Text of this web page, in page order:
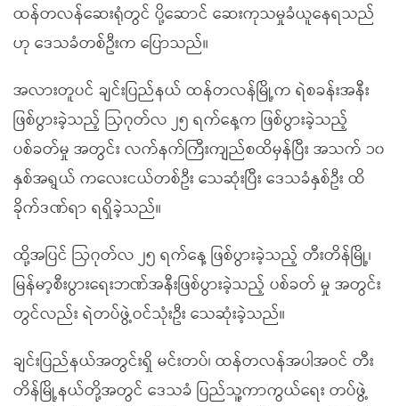
ထန်တလန်ဆေးရုံတွင် ပို့ဆောင် ဆေးကုသမှုခံယူနေရသည်
ဟု ဒေသခံတစ်ဦးက ပြောသည်။
အလားတူပင် ချင်းပြည်နယ် ထန်တလန်မြို့က ရဲစခန်းအနီး
ဖြစ်ပွားခဲ့သည့် ဩဂုတ်လ ၂၅ ရက်နေ့က ဖြစ်ပွားခဲ့သည့်
ပစ်ခတ်မှု အတွင်း လက်နက်ကြီးကျည်စထိမှန်ပြီး အသက် ၁၀
နှစ်အရွယ် ကလေးငယ်တစ်ဦး သေဆုံးပြီး ဒေသခံနှစ်ဦး ထိ
ခိုက်ဒဏ်ရာ ရရှိခဲ့သည်။
ထို့အပြင် ဩဂုတ်လ ၂၅ ရက်နေ့ ဖြစ်ပွားခဲ့သည့် တီးတိန်မြို့၊
မြန်မာ့စီးပွားရေးဘဏ်အနီးဖြစ်ပွားခဲ့သည့် ပစ်ခတ် မှု အတွင်း
တွင်လည်း ရဲတပ်ဖွဲ့ဝင်သုံးဦး သေဆုံးခဲ့သည်။
ချင်းပြည်နယ်အတွင်းရှိ မင်းတပ်၊ ထန်တလန်အပါအဝင် တီး
တိန်မြို့နယ်တို့အတွင် ဒေသခံ ပြည်သူ့ကာကွယ်ရေး တပ်ဖွဲ့